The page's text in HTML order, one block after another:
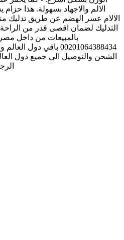
الالم والاجهاد بسهولة. هذا
الالام عسر الهضم عن طريق
التدليك لضمان اقصى قدر من
الشحن والتوصيل الي جميع دول